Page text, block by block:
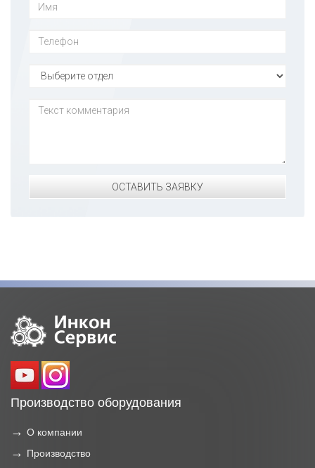
ОСТАВИТЬ ЗАЯВКУ
Производство оборудования
О компании
Производство